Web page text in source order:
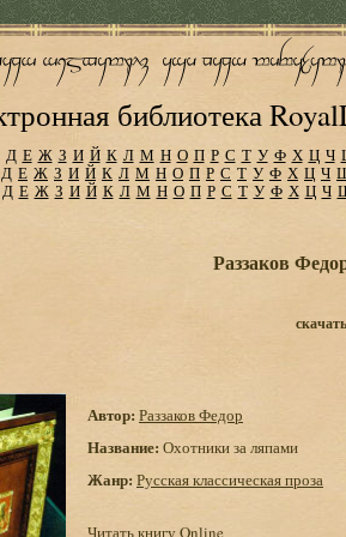
библиотека
Д Е Ж З И Й К Л М Н О П Р С Т У Ф Х Ц Ч
Д Е Ж З И Й К Л М Н О П Р С Т У Ф Х Ц Ч
Д Е Ж З И Й К Л М Н О П Р С Т У Ф Х Ц Ч
Раззаков
Автор: Раззаков Федор
Название: Охотники за ляпами
Жанр: Русская классическая проза
Читать книгу Online